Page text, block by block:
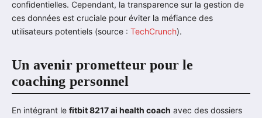
confidentielles. Cependant, la transparence sur la gestion de
ces données est cruciale pour éviter la méfiance des
utilisateurs potentiels (source : TechCrunch).
Un avenir prometteur pour le
coaching personnel
En intégrant le fitbit 8217 ai health coach avec des dossiers